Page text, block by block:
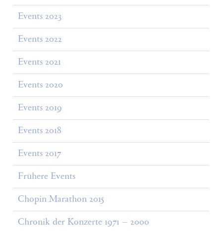
Events 2023
Events 2022
Events 2021
Events 2020
Events 2019
Events 2018
Events 2017
Frühere Events
Chopin Marathon 2015
Chronik der Konzerte 1971 – 2000